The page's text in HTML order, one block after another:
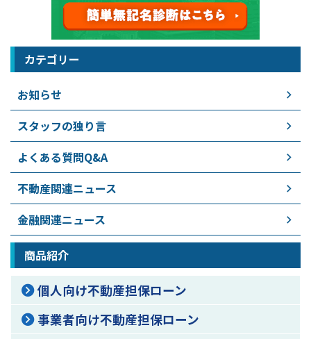
カテゴリー
お知らせ
スタッフの独り言
よくある質問Q&A
不動産関連ニュース
金融関連ニュース
商品紹介
個人向け不動産担保ローン
事業者向け不動産担保ローン